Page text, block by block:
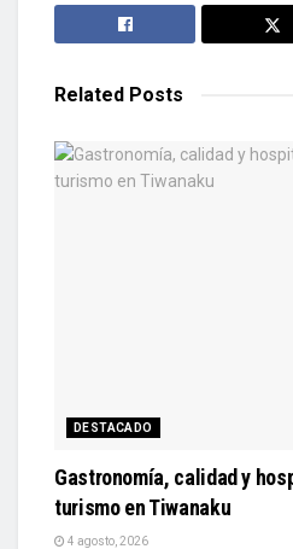
Related Posts
DESTACADO
Gastronomía, calidad y
turismo en Tiwanaku
4 agosto, 2026